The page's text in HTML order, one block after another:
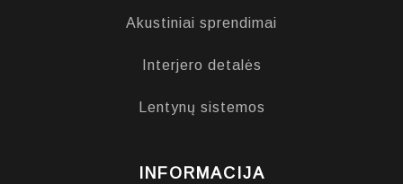
Akustiniai sprendimai
Interjero detalės
Lentynų sistemos
INFORMACIJA